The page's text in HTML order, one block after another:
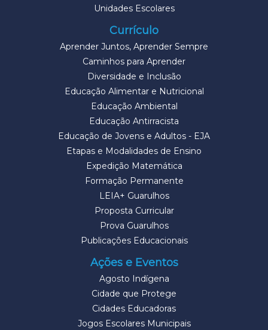
Unidades Escolares
Currículo
Aprender Juntos, Aprender Sempre
Caminhos para Aprender
Diversidade e Inclusão
Educação Alimentar e Nutricional
Educação Ambiental
Educação Antirracista
Educação de Jovens e Adultos - EJA
Etapas e Modalidades de Ensino
Expedição Matemática
Formação Permanente
LEIA+ Guarulhos
Proposta Curricular
Prova Guarulhos
Publicações Educacionais
Ações e Eventos
Agosto Indígena
Cidade que Protege
Cidades Educadoras
Jogos Escolares Municipais